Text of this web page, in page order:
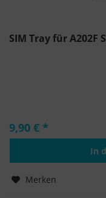
SIM Tray für A202F
9,90 € *
In
Merken